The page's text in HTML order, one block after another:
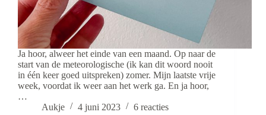
Ja hoor, alweer het einde van een maand. Op naar de
start van de meteorologische (ik kan dit woord nooit
in één keer goed uitspreken) zomer. Mijn laatste vrije
week, voordat ik weer aan het werk ga. En ja hoor,
…
Aukje
4 juni 2023 6 reacties